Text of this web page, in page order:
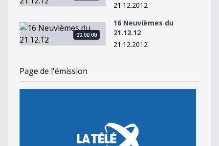
21.12.2012
16 Neuvièmes du 21.12.12
00:00:00
16 Neuvièmes du
21.12.12
21.12.2012
Page de l'émission